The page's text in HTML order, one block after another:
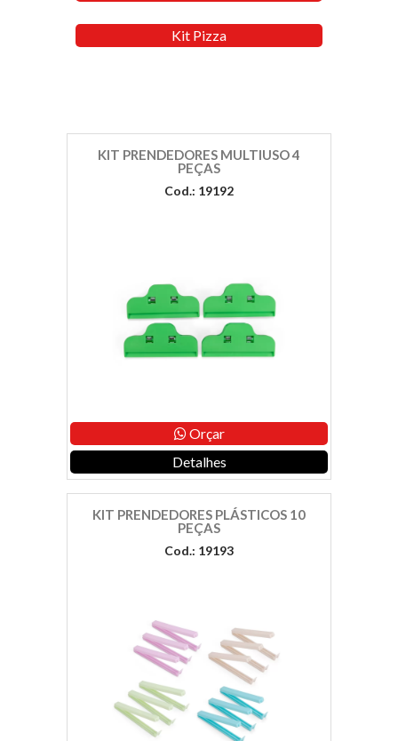
Kit Pizza
KIT PRENDEDORES MULTIUSO 4
PEÇAS
Cod.: 19192
Orçar
Detalhes
KIT PRENDEDORES PLÁSTICOS 10
PEÇAS
Cod.: 19193